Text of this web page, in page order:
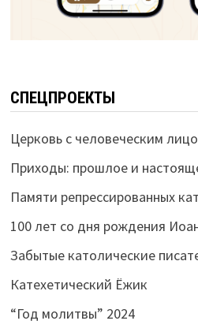
СПЕЦПРОЕКТЫ
Церковь с человеческим
Приходы: прошлое и
Памяти репрессированных
100 лет со дня рождения
Забытые католические
Катехетический Ёжик
“Год молитвы” 2024